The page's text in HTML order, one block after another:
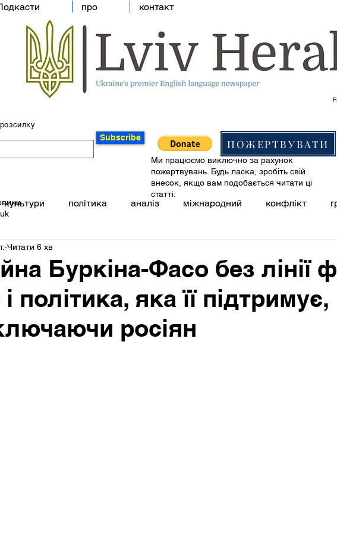
про контакт
Subscribe ПОЖЕРТВУВАТИ
Ми працюємо виключно за рахунок
пожертвувань. Будь ласка, зробіть свій
внесок, якщо вам подобається читати ці
статті.
культури політика аналіз міжнародний конфлікт
Буркіна-Фасо без лінії
політика, яка її підтримує,
росіян
Читати 6 хв